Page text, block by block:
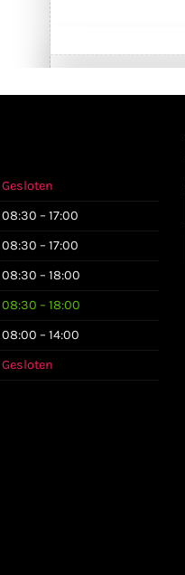
Gesloten
08:30 – 17:00
08:30 – 17:00
08:30 – 18:00
08:30 – 18:00
08:00 – 14:00
Gesloten